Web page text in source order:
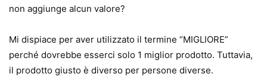
non aggiunge alcun valore?
Mi dispiace per aver utilizzato il termine “MIGLIORE”
perché dovrebbe esserci solo 1 miglior prodotto. Tuttavia,
il prodotto giusto è diverso per persone diverse.